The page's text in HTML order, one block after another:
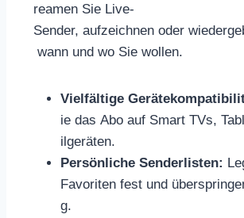
reamen Sie Live-
Sender, aufzeichnen oder
wann und wo Sie wollen.
Vielfältige
ie das Abo auf Smart TVs,
ilgeräten.
Persönliche Senderlisten:
Favoriten fest und
g.